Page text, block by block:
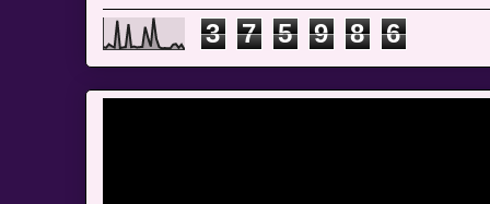
3 7 5 9 8 6